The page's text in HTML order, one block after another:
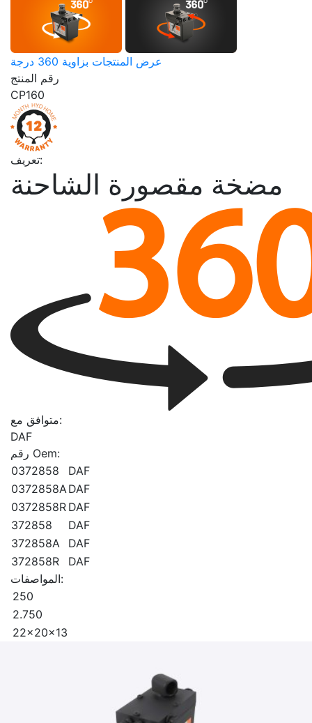
عرض المنتجات بزاوية 360 درجة
رقم المنتج
CP160
تعريف:
مضخة مقصورة الشاحنة
متوافق مع:
DAF
رقم Oem:
0372858
DAF
0372858ADAF
0372858R DAF
372858
DAF
372858A
DAF
372858R
DAF
المواصفات:
250
2.750
22x20x13